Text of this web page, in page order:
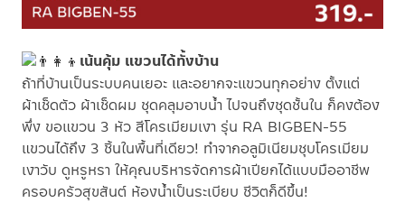
เน้นคุ้ม แขวนได้ทั้งบ้าน
ถ้าที่บ้านเป็นระบบคนเยอะ และอยากจะแขวนทุกอย่าง ตั้งแต่
ผ้าเช็ดตัว ผ้าเช็ดผม ชุดคลุมอาบน้ำ ไปจนถึงชุดชั้นใน ก็คงต้อง
พึ่ง ขอแขวน 3 หัว สีโครเมียมเงา รุ่น RA BIGBEN-55
แขวนได้ถึง 3 ชิ้นในพื้นที่เดียว! ทำจากอลูมิเนียมชุบโครเมียม
เงาวับ ดูหรูหรา ให้คุณบริหารจัดการผ้าเปียกได้แบบมืออาชีพ
ครอบครัวสุขสันต์ ห้องน้ำเป็นระเบียบ ชีวิตก็ดีขึ้น!